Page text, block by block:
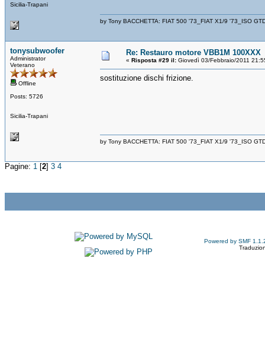
Sicilia-Trapani
by Tony BACCHETTA: FIAT 500 '73_FIAT X1/9 '73_ISO
tonysubwoofer
Administrator
Veterano
Offline
Posts: 5726
Sicilia-Trapani
Re: Restauro motore VBB1M 100XXX
« Risposta #29 il: Giovedì 03/Febbraio/2011
sostituzione dischi frizione.
by Tony BACCHETTA: FIAT 500 '73_FIAT X1/9 '73_ISO
Pagine: 1 [2] 3 4
Powered by SMF